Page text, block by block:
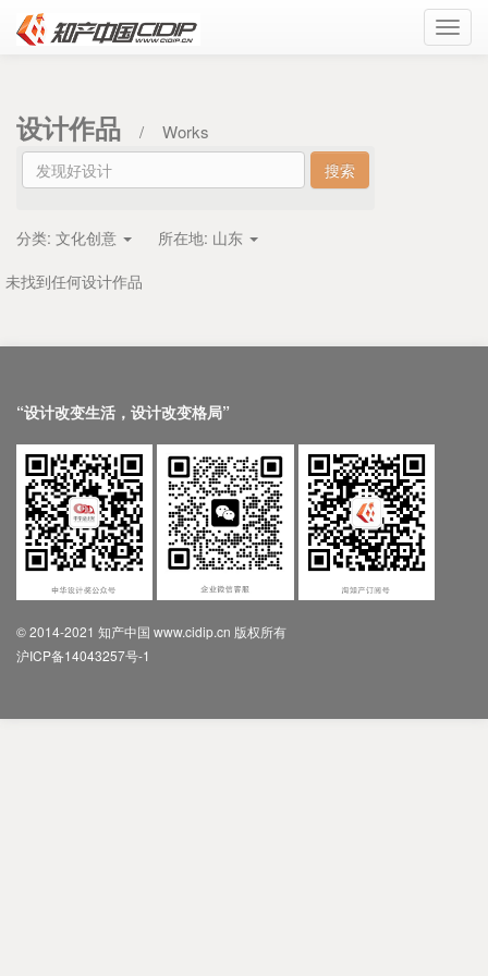
设计作品 / Works
分类: 文化创意 所在地: 山东
未找到任何设计作品
“设计改变生活，设计改变格局”
© 2014-2021 知产中国 www.cidip.cn 版权所有
沪ICP备14043257号-1